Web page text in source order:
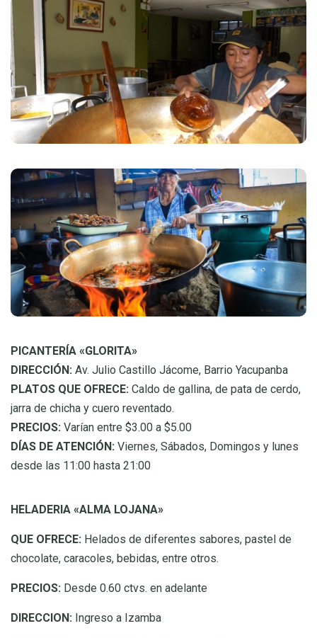
PICANTERÍA «GLORITA»
DIRECCIÓN: Av. Julio Castillo Jácome, Barrio Yacupanba
PLATOS QUE OFRECE: Caldo de gallina, de pata de cerdo,
jarra de chicha y cuero reventado.
PRECIOS: Varían entre $3.00 a $5.00
DÍAS DE ATENCIÓN: Viernes, Sábados, Domingos y lunes
desde las 11:00 hasta 21:00
HELADERIA «ALMA LOJANA»
QUE OFRECE: Helados de diferentes sabores, pastel de
chocolate, caracoles, bebidas, entre otros.
PRECIOS: Desde 0.60 ctvs. en adelante
DIRECCION: Ingreso a Izamba